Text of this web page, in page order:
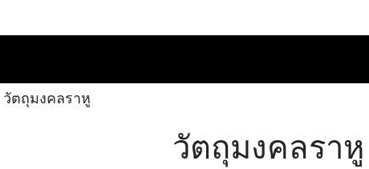
วัตถุมงคลราหู
วัตถุมงคลราหู